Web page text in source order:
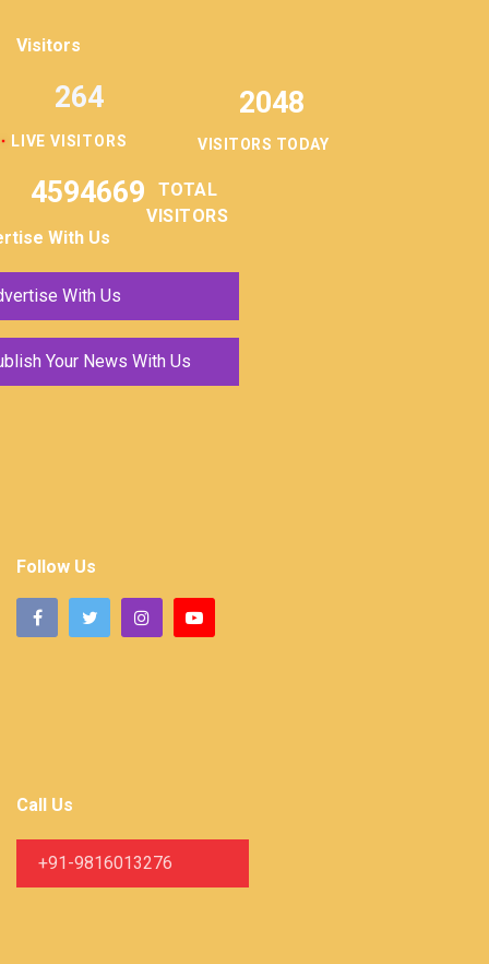
Visitors
LIVE VISITORS
264 2048
VISITORS TODAY
4594669
TOTAL
VISITORS
With Us
With Us
Your News With Us
Follow Us
Call Us
+91-9816013276